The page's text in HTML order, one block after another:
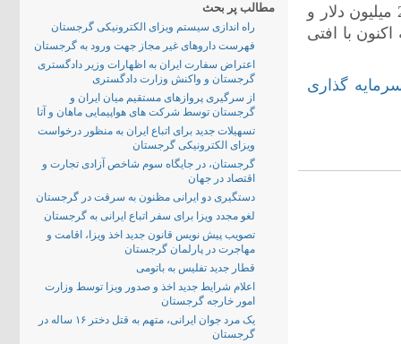
میزان سرمایه گذاری خارجی در سه ماه سوم سال 2010 معادل 226 میلیون دلار و
است که اکنون با افتی
گذاری
مطالب پر بحث
راه اندازی سیستم ویزای الکترونیکی گرجستان
فهرست داروهای غیر مجاز جهت ورود به گرجستان
اعتراض سفارت ایران به اظهارات وزیر دادگستری
گرجستان و واکنش وزارت دادگستری
از سرگیری پروازهای مستقیم میان ایران و
گرجستان توسط شرکت های هواپیمایی ماهان و آتا
تسهیلات جدید برای اتباع ایران به منظور درخواست
ویزای الکترونیکی گرجستان
گرجستان، در جایگاه سوم شاخص آزادی تجارت و
اقتصاد در جهان
دستگیری دو ایرانی مظنون به سرقت در گرجستان
لغو مجدد ویزا برای سفر اتباع ایرانی به گرجستان
تصویب پیش نویس قانون جدید اخذ ویزا، اقامت و
مهاجرت در پارلمان گرجستان
قطار جدید تفلیس به باتومی
اعلام شرایط جدید اخذ و صدور ویزا توسط وزارت
امور خارجه گرجستان
یک مرد جوان ایرانی، متهم به قتل دختر ۱۶ ساله در
گرجستان